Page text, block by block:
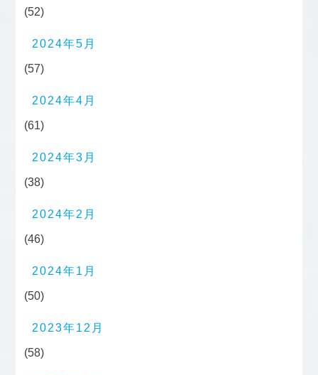
(52)
2024年5月
(57)
2024年4月
(61)
2024年3月
(38)
2024年2月
(46)
2024年1月
(50)
2023年12月
(58)